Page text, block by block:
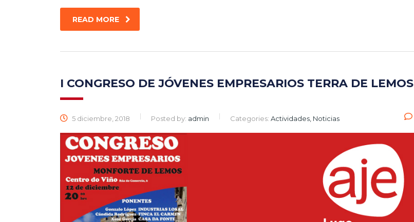
READ MORE
I CONGRESO DE JÓVENES EMPRESARIOS TERRA DE LEMOS
5 diciembre, 2018 Posted by: admin Categories: Actividades, Noticias